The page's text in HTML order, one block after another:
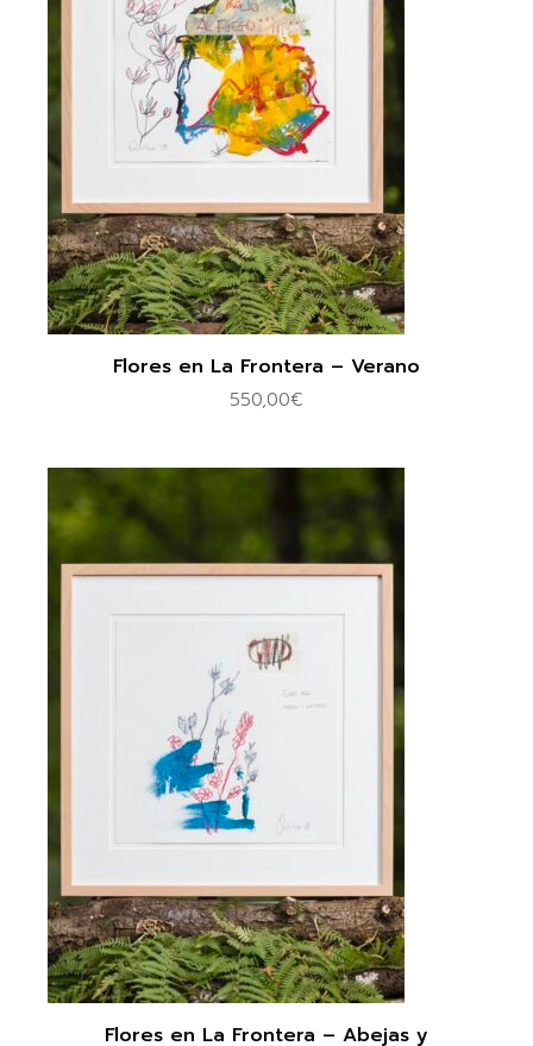
Flores en La Frontera – Verano
550,00€
Flores en La Frontera – Abejas y